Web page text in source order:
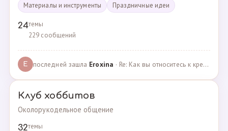
Материалы и инструменты Праздничные идеи
24темы
229 сообщений
E последней зашла Eroxina · Re: Как вы относитесь к кредитам? · 06.04.2025
Клуб хоббитов
Околорукодельное общение
32темы